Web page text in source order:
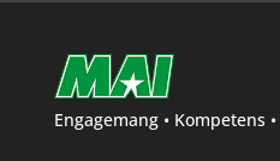
Engagemang • Kompetens